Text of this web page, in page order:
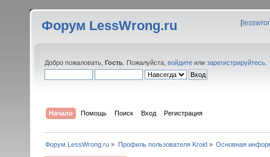
Форум LessWrong.ru [
Добро пожаловать, Гость . Пожалуйста, войдите или зарегистрируйтесь
Начало Помощь Поиск Вход Регистрация
Форум LessWrong.ru » Профиль пользователя Kroid» Основная